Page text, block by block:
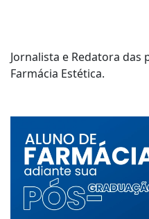
Jornalista e Redatora
Farmácia Estética.